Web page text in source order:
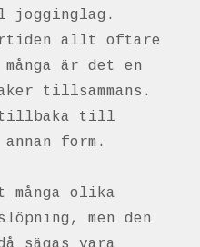
allt oftare
är det en
tillsammans.
tillbaka till
form.
många olika
men den